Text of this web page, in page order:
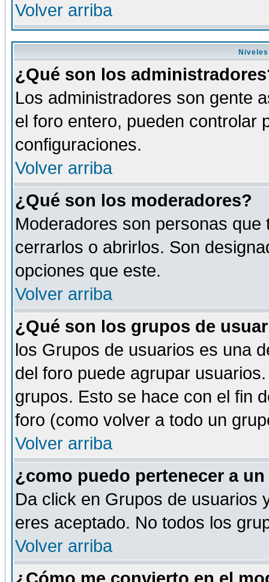
Volver arriba
¿Qué son los
Los administradores son gente
el foro entero, pueden controlar
configuraciones.
Volver arriba
¿Qué son los moderadores?
Moderadores son personas
cerrarlos o abrirlos. Son
opciones que este.
Volver arriba
¿Qué son los grupos de
los Grupos de usuarios es una
del foro puede agrupar
grupos. Esto se hace con el fin
foro (como volver a todo un
Volver arriba
¿como puedo pertenecer a
Da click en Grupos de usuarios
eres aceptado. No todos los
Volver arriba